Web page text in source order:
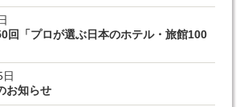
回「プロが選ぶ日本のホテル・旅館100
お知らせ